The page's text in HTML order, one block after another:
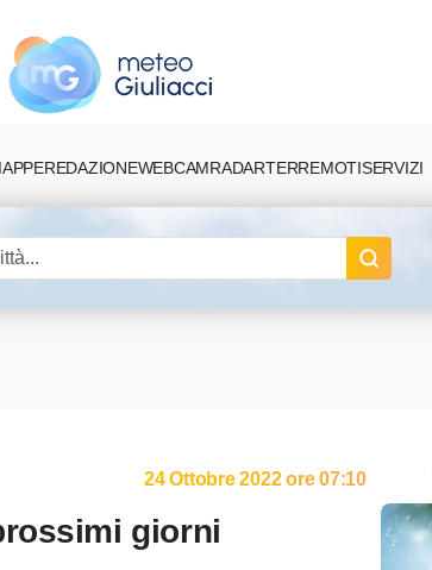
REDAZIONEWEBCAMRADARTERREMOTISERVIZI
24 Ottobre 2022 ore 07:10
giorni